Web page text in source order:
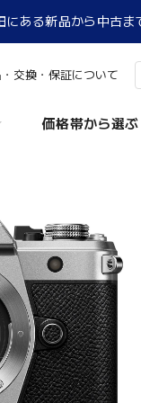
ある新品から中古ま
交換・保証について
価格帯から選ぶ